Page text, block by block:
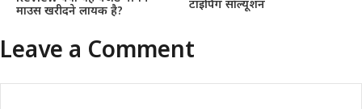
माउस खरीदने लायक है?
टाइपिंग सॉल्यूशन
Leave a Comment